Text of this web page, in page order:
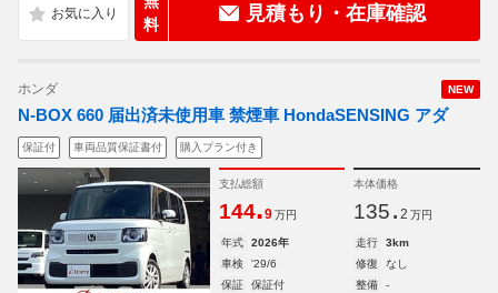
料
見積もり・在庫確認
NEW
ホンダ
N-BOX 660 届出済未使用車 禁煙車 HondaSENSING アダ
保証付 車両品質保証書付 購入プラン付き
支払総額
144.9 万円
本体価格
135. 2 万円
年式 2026年 走行
3km
車検
'29/6 修復
なし
保証
保証付 整備
-